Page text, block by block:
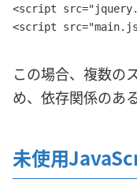
<script
<script
この場合、複数の
め、依存関係のあ
未使用